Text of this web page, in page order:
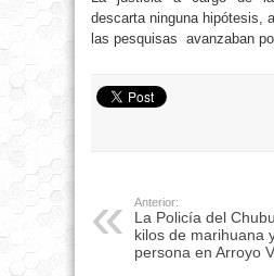
descarta ninguna hipótesis,
las pesquisas avanzaban
Anterior:
La Policía del
kilos de marihuana
persona en Arroyo